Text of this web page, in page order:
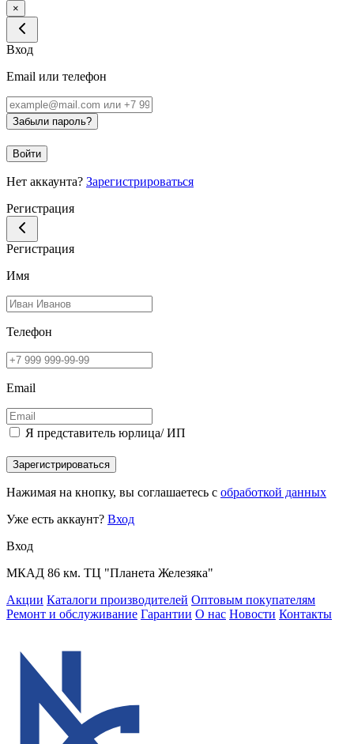
×
Вход
Email или телефон
Забыли пароль?
Войти
Нет аккаунта? Зарегистрироваться
Регистрация
Регистрация
Имя
Телефон
Email
Я представитель юрлица/ ИП
Зарегистрироваться
Нажимая на кнопку, вы соглашаетесь с обработкой данных
Уже есть аккаунт? Вход
Вход
МКАД 86 км. ТЦ "Планета Железяка"
Акции Каталоги производителей Оптовым покупателям
Ремонт и обслуживание Гарантии О нас Новости Контакты